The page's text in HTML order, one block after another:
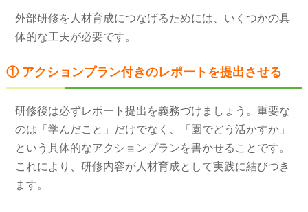
外部研修を人材育成につなげるためには、いくつかの具
体的な工夫が必要です。
① アクションプラン付きのレポートを提出させる
研修後は必ずレポート提出を義務づけましょう。重要な
のは「学んだこと」だけでなく、「園でどう活かすか」
という具体的なアクションプランを書かせることです。
これにより、研修内容が人材育成として実践に結びつき
ます。